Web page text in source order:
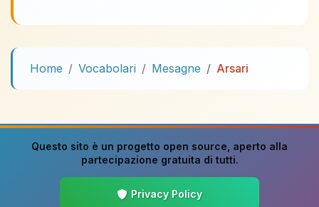
Home Vocabolari Mesagne Arsari
Questo sito è un progetto open source , aperto alla
partecipazione gratuita di tutti.
Privacy Policy